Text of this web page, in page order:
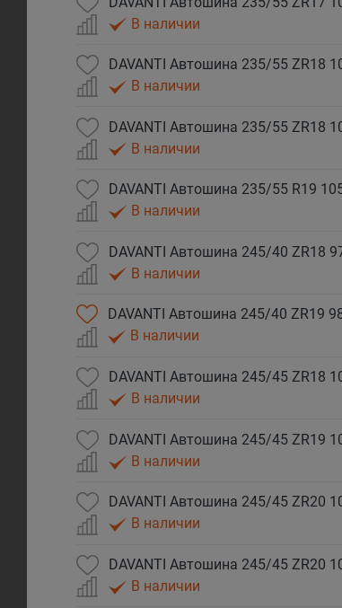
В наличии
DAVANTI Автошина 235/55 ZR18
В наличии
DAVANTI Автошина 235/55 ZR18
В наличии
DAVANTI Автошина 235/55 R19
В наличии
DAVANTI Автошина 245/40 ZR18
В наличии
DAVANTI Автошина 245/40 ZR19
В наличии
DAVANTI Автошина 245/45 ZR18
В наличии
DAVANTI Автошина 245/45 ZR19
В наличии
DAVANTI Автошина 245/45 ZR20
В наличии
DAVANTI Автошина 245/45 ZR20
В наличии